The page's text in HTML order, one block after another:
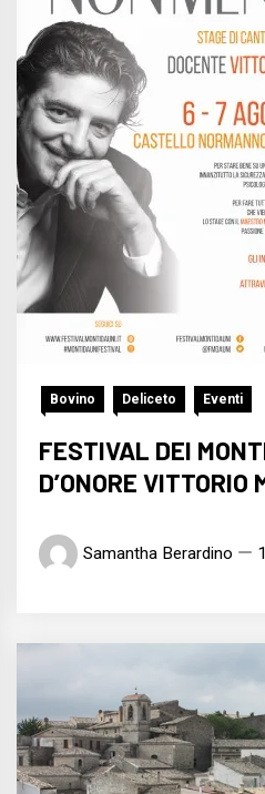
Bovino Deliceto Eventi
FESTIVAL DEI
D’ONORE VITTORIO
Samantha Berardino